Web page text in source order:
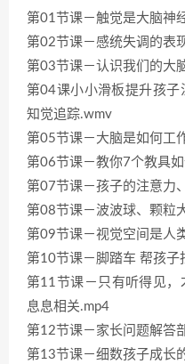
第01节课－触觉是大脑神
第02节课－感统失调的表
第03节课－认识我们的大
第04课小小滑板提升孩
知觉追踪.wmv
第05节课－大脑是如何工
第06节课－教你7个教具
第07节课－孩子的注意力
第08节课－波波球、颗粒
第09节课－视觉空间是人
第10节课－脚踏车 帮孩子
第11节课－只有听得见
息息相关.mp4
第12节课－家长问题解答
第13节课－细数孩子成长